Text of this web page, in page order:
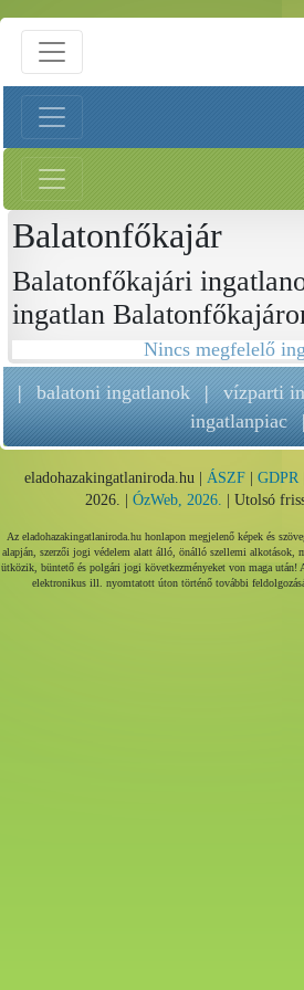
Balatonfőkajár
Balatonfőkajári
ingatlan
Nincs megfelelő
| balatoni ingatlanok | vízparti
ingatlanpiac
eladohazakingatlaniroda.hu | ÁSZF| GDPR
2026. | ÓzWeb, 2026. | Utolsó
Az eladohazakingatlaniroda.hu honlapon megjelenő képek és
alapján, szerzői jogi védelem alatt álló, önálló szellemi alkotások,
ütközik, büntető és polgári jogi következményeket von maga után!
elektronikus ill. nyomtatott úton történő további